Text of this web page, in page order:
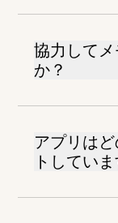
協力して
か？
アプリは
トしてい